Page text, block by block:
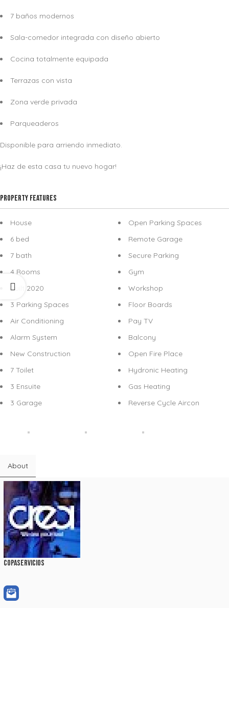
7 baños modernos
Sala-comedor integrada con diseño abierto
Cocina totalmente equipada
Terrazas con vista
Zona verde privada
Parqueaderos
Disponible para arriendo inmediato.
¡Haz de esta casa tu nuevo hogar!
Property Features
House
6 bed
7 bath
4 Rooms
Built 2020
3 Parking Spaces
Air Conditioning
Alarm System
New Construction
7 Toilet
3 Ensuite
3 Garage
Open Parking Spaces
Remote Garage
Secure Parking
Gym
Workshop
Floor Boards
Pay TV
Balcony
Open Fire Place
Hydronic Heating
Gas Heating
Reverse Cycle Aircon
About
CopAservicios